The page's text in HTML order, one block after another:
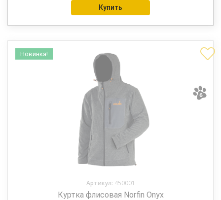
Купить
Новинка!
Артикул: 450001
Куртка флисовая Norfin Onyx